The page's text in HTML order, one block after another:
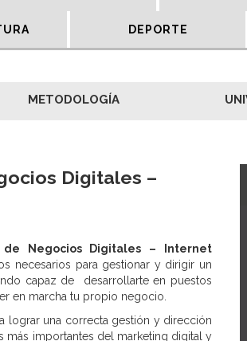
DEPORTE
METODOLOGÍA
Digitales –
Negocios Digitales – Internet
necesarios para gestionar y dirigir un
capaz de desarrollarte en puestos
en marcha tu propio negocio.
lograr una correcta gestión y dirección
más importantes del marketing digital y